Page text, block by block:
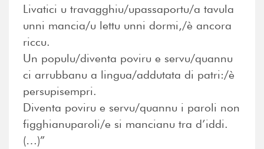
Livatici u travagghiu/upassaportu/a tavula
unni mancia/u lettu unni dormi,/è ancora
riccu.
Un populu/diventa poviru e servu/quannu
ci arrubbanu a lingua/addutata di patri:/è
persupisempri.
Diventa poviru e servu/quannu i paroli non
figghianuparoli/e si mancianu tra d’iddi.
(…)”